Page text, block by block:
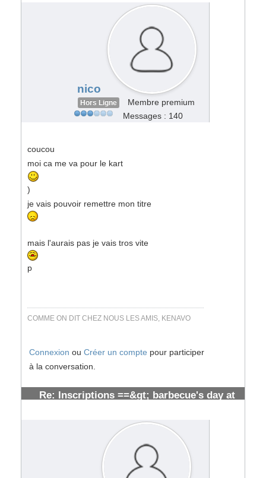
nico
Hors Ligne
Membre premium
Messages : 140
coucou
moi ca me va pour le kart
)
je vais pouvoir remettre mon titre
mais l'aurais pas je vais tros vite
p
COMME ON DIT CHEZ NOUS LES AMIS, KENAVO
Connexion ou Créer un compte pour participer
à la conversation.
Re: Inscriptions ==&gt; barbecue's day at